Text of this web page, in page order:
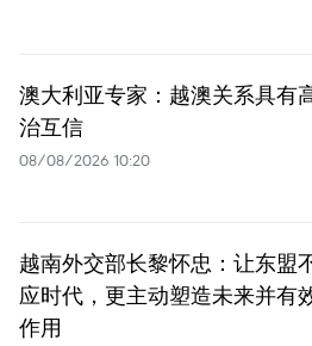
澳大利亚专家：越澳关系具有
治互信
08/08/2026 10:20
越南外交部长黎怀忠：让东盟
应时代，更主动塑造未来并有
作用